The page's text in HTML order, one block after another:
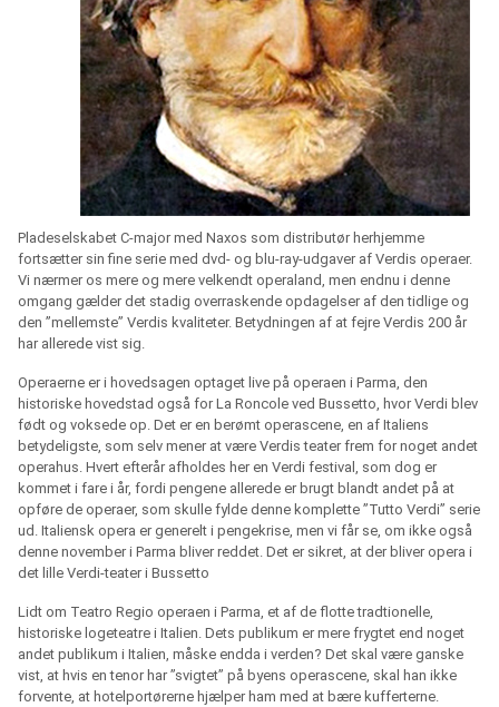
Pladeselskabet C-major med Naxos som distributør herhjemme
fortsætter sin fine serie med dvd- og blu-ray-udgaver af Verdis operaer.
Vi nærmer os mere og mere velkendt operaland, men endnu i denne
omgang gælder det stadig overraskende opdagelser af den tidlige og
den ”mellemste” Verdis kvaliteter. Betydningen af at fejre Verdis 200 år
har allerede vist sig.
Operaerne er i hovedsagen optaget live på operaen i Parma, den
historiske hovedstad også for La Roncole ved Bussetto, hvor Verdi blev
født og voksede op. Det er en berømt operascene, en af Italiens
betydeligste, som selv mener at være Verdis teater frem for noget andet
operahus. Hvert efterår afholdes her en Verdi festival, som dog er
kommet i fare i år, fordi pengene allerede er brugt blandt andet på at
opføre de operaer, som skulle fylde denne komplette ”Tutto Verdi” serie
ud. Italiensk opera er generelt i pengekrise, men vi får se, om ikke også
denne november i Parma bliver reddet. Det er sikret, at der bliver opera i
det lille Verdi-teater i Bussetto
Lidt om Teatro Regio operaen i Parma, et af de flotte tradtionelle,
historiske logeteatre i Italien. Dets publikum er mere frygtet end noget
andet publikum i Italien, måske endda i verden? Det skal være ganske
vist, at hvis en tenor har ”svigtet” på byens operascene, skal han ikke
forvente, at hotelportørerne hjælper ham med at bære kufferterne.